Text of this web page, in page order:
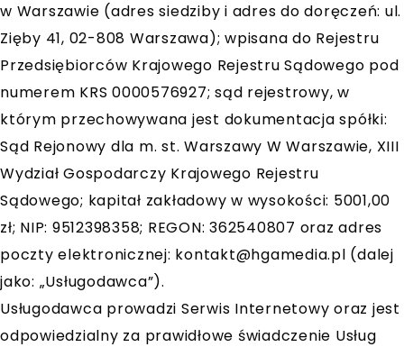
w Warszawie (adres siedziby i adres do doręczeń: ul.
Zięby 41, 02-808 Warszawa); wpisana do Rejestru
Przedsiębiorców Krajowego Rejestru Sądowego pod
numerem KRS 0000576927; sąd rejestrowy, w
którym przechowywana jest dokumentacja spółki:
Sąd Rejonowy dla m. st. Warszawy W Warszawie, XIII
Wydział Gospodarczy Krajowego Rejestru
Sądowego; kapitał zakładowy w wysokości: 5001,00
zł; NIP: 9512398358; REGON: 362540807 oraz adres
poczty elektronicznej: kontakt@hgamedia.pl (dalej
jako: „Usługodawca”).
Usługodawca prowadzi Serwis Internetowy oraz jest
odpowiedzialny za prawidłowe świadczenie Usług